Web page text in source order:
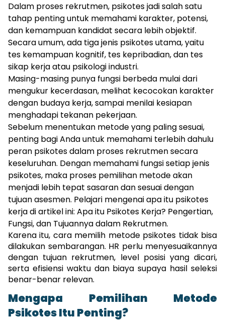
Dalam proses rekrutmen, psikotes jadi salah satu
tahap penting untuk memahami karakter, potensi,
dan kemampuan kandidat secara lebih objektif.
Secara umum, ada tiga jenis psikotes utama, yaitu
tes kemampuan kognitif, tes kepribadian, dan tes
sikap kerja atau psikologi industri.
Masing-masing punya fungsi berbeda mulai dari
mengukur kecerdasan, melihat kecocokan karakter
dengan budaya kerja, sampai menilai kesiapan
menghadapi tekanan pekerjaan.
Sebelum menentukan metode yang paling sesuai,
penting bagi Anda untuk memahami terlebih dahulu
peran psikotes dalam proses rekrutmen secara
keseluruhan. Dengan memahami fungsi setiap jenis
psikotes, maka proses pemilihan metode akan
menjadi lebih tepat sasaran dan sesuai dengan
tujuan asesmen. Pelajari mengenai apa itu psikotes
kerja di artikel ini: Apa itu Psikotes Kerja? Pengertian,
Fungsi, dan Tujuannya dalam Rekrutmen.
Karena itu, cara memilih metode psikotes tidak bisa
dilakukan sembarangan. HR perlu menyesuaikannya
dengan tujuan rekrutmen, level posisi yang dicari,
serta efisiensi waktu dan biaya supaya hasil seleksi
benar-benar relevan.
Mengapa Pemilihan Metode
Psikotes Itu Penting?